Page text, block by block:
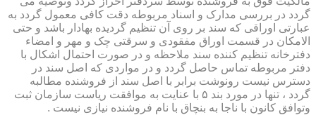
گردد در بررسی مدارک و اسناد مربوطه دقت کافی معمول گردد به
عبارتی اوراقی که سند بر روی آن تنظیم گردیده بهادار باشد و حتی
الامکان در قسمت اوراق مفقودی و سرقتی چک و مهر و امضاء
دفترخانه تنظیم کننده سند ملاحظه و در صورت احتمال اشکال با
دفتر مربوطه تماس حاصل گردد و در مواردی که اصل سند در
دسترس نیست رونوشت برابر با اصل سند از فروشنده مطالبه
گردد ، تنها در مورد بند ۵ با عنایت به موافقت ریاست سازمان ثبت
وتوافق کانون با ناجا به بنچاق با نام فروشنده نیازی نیست .